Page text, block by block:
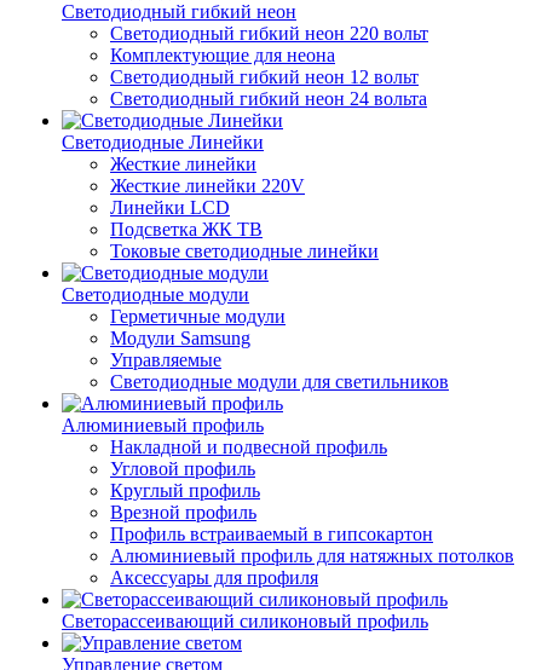
Светодиодный гибкий неон
Светодиодный гибкий неон 220 вольт
Комплектующие для неона
Светодиодный гибкий неон 12 вольт
Светодиодный гибкий неон 24 вольта
Светодиодные Линейки
Жесткие линейки
Жесткие линейки 220V
Линейки LCD
Подсветка ЖК ТВ
Токовые светодиодные линейки
Светодиодные модули
Герметичные модули
Модули Samsung
Управляемые
Светодиодные модули для светильников
Алюминиевый профиль
Накладной и подвесной профиль
Угловой профиль
Круглый профиль
Врезной профиль
Профиль встраиваемый в гипсокартон
Алюминиевый профиль для натяжных потолков
Аксессуары для профиля
Светорассеивающий силиконовый профиль
Управление светом